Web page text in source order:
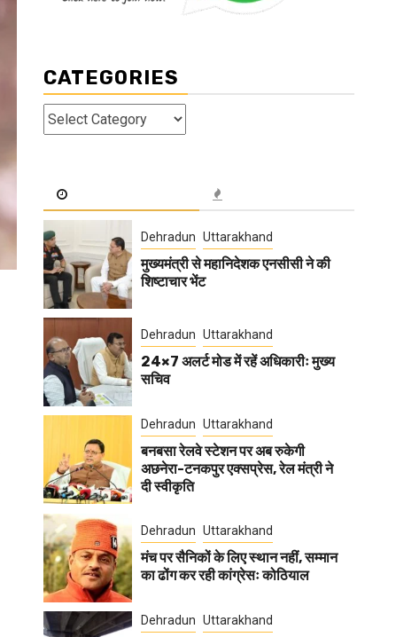
CATEGORIES
Categories
Dehradun Uttarakhand
मुख्यमंत्री से महानिदेशक एनसीसी ने की
शिष्टाचार भेंट
Dehradun Uttarakhand
24×7 अलर्ट मोड में रहें अधिकारीः मुख्य
सचिव
Dehradun Uttarakhand
बनबसा रेलवे स्टेशन पर अब रुकेगी
अछनेरा-टनकपुर एक्सप्रेस, रेल मंत्री ने
दी स्वीकृति
Dehradun Uttarakhand
मंच पर सैनिकों के लिए स्थान नहीं, सम्मान
का ढोंग कर रही कांग्रेसः कोठियाल
Dehradun Uttarakhand